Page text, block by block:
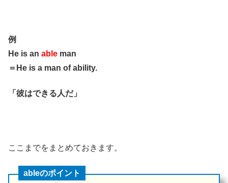
例
He is an able man
＝He is a man of ability.
「彼はできる人だ」
ここまでをまとめておきます。
ableのポイント